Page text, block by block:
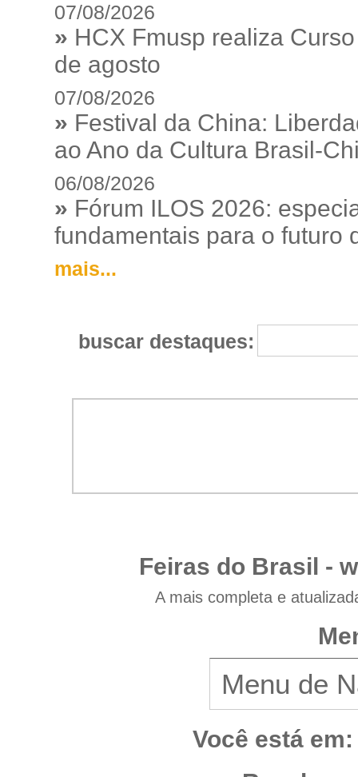
07/08/2026
» HCX Fmusp realiza
de agosto
07/08/2026
» Festival da China:
ao Ano da Cultura Brasil-
06/08/2026
» Fórum ILOS 2026:
fundamentais para o futuro
mais...
buscar destaques:
Feiras do Brasil -
A mais completa e
Você está em: